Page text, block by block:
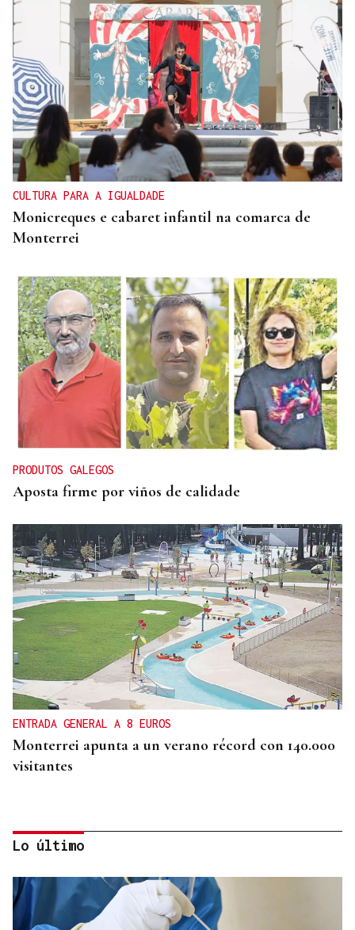
CULTURA PARA A IGUALDADE
Monicreques e cabaret infantil na comarca de
Monterrei
PRODUTOS GALEGOS
Aposta firme por viños de calidade
ENTRADA GENERAL A 8 EUROS
Monterrei apunta a un verano récord con 140.000
visitantes
Lo último